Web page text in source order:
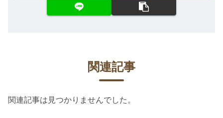
関連記事
関連記事は見つかりませんでした。